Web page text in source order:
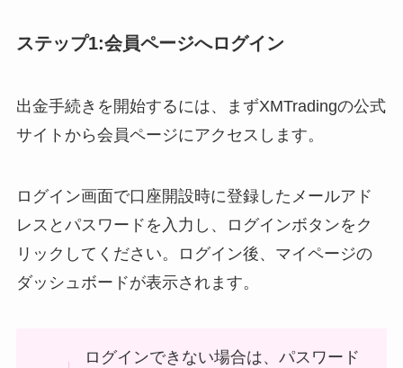
ステップ1:会員ページへログイン
出金手続きを開始するには、まずXMTradingの公式
サイトから会員ページにアクセスします。
ログイン画面で口座開設時に登録したメールアド
レスとパスワードを入力し、ログインボタンをク
リックしてください。ログイン後、マイページの
ダッシュボードが表示されます。
ログインできない場合は、パスワード